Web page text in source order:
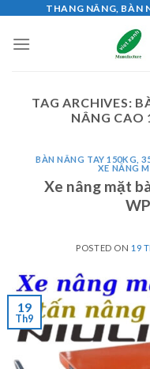
content
THANG NÂNG, BÀN
TAG ARCHIVES:
NÂNG CAO
BÀN NÂNG TAY 150KG,
XE NÂNG
Xe nâng mặt
POSTED ON 19
19
Th9